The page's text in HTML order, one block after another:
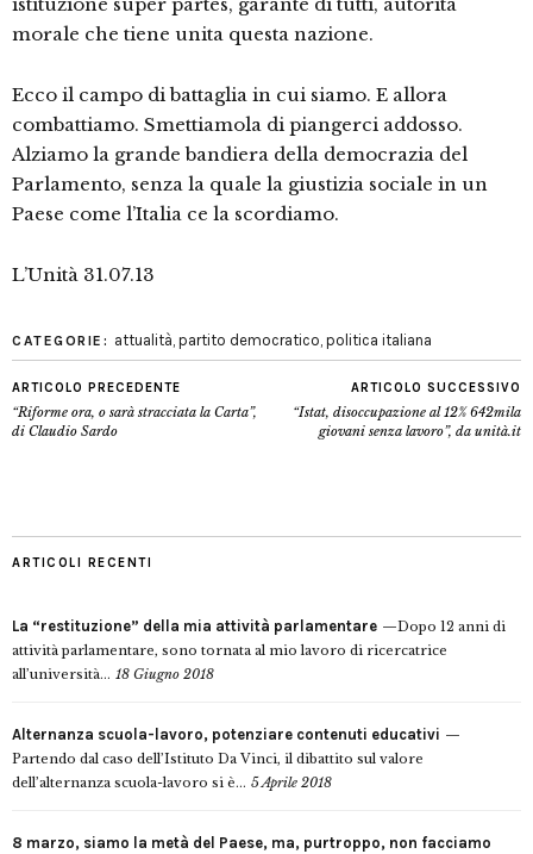
istituzione super partes, garante di tutti, autorità
morale che tiene unita questa nazione.
Ecco il campo di battaglia in cui siamo. E allora
combattiamo. Smettiamola di piangerci addosso.
Alziamo la grande bandiera della democrazia del
Parlamento, senza la quale la giustizia sociale in un
Paese come l’Italia ce la scordiamo.
L’Unità 31.07.13
CATEGORIE: attualità, partito democratico, politica italiana
ARTICOLO PRECEDENTE
“Riforme ora, o sarà stracciata la Carta”,
di Claudio Sardo
ARTICOLO SUCCESSIVO
“Istat, disoccupazione al 12% 642mila
giovani senza lavoro”, da unità.it
ARTICOLI RECENTI
La “restituzione” della mia attività parlamentare
Dopo 12 anni di
attività parlamentare, sono tornata al mio lavoro di ricercatrice
all’università... 18 Giugno 2018
Alternanza scuola-lavoro, potenziare contenuti educativi
Partendo dal caso dell’Istituto Da Vinci, il dibattito sul valore
dell’alternanza scuola-lavoro si è... 5 Aprile 2018
8 marzo, siamo la metà del Paese, ma, purtroppo, non facciamo